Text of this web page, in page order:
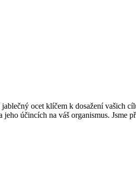
ocet klíčem k dosažení vašich
účincích na váš organismus. Jsme